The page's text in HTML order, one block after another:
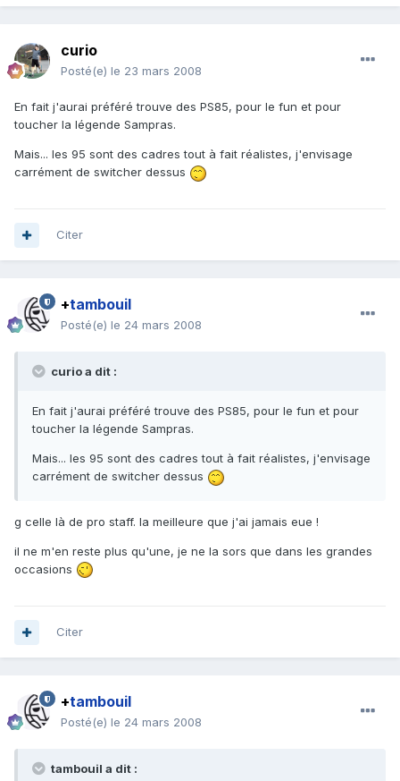
curio
Posté(e) le 23 mars 2008
En fait j'aurai préféré trouve des PS85, pour le fun et pour
toucher la légende Sampras.
Mais... les 95 sont des cadres tout à fait réalistes, j'envisage
carrément de switcher dessus
Citer
+tambouil
Posté(e) le 24 mars 2008
curio a dit :
En fait j'aurai préféré trouve des PS85, pour le fun et pour
toucher la légende Sampras.
Mais... les 95 sont des cadres tout à fait réalistes, j'envisage
carrément de switcher dessus
g celle là de pro staff. la meilleure que j'ai jamais eue !
il ne m'en reste plus qu'une, je ne la sors que dans les grandes
occasions
Citer
+tambouil
Posté(e) le 24 mars 2008
tambouil a dit :